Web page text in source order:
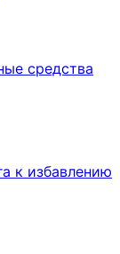
средства
к избавлению